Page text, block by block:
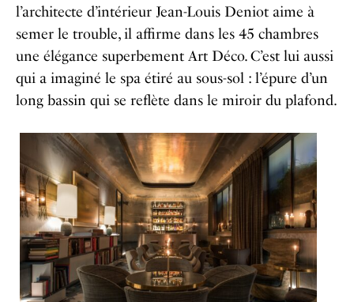
l’architecte d’intérieur Jean-Louis Deniot aime à
semer le trouble, il affirme dans les 45 chambres
une élégance superbement Art Déco. C’est lui aussi
qui a imaginé le spa étiré au sous-sol : l’épure d’un
long bassin qui se reflète dans le miroir du plafond.